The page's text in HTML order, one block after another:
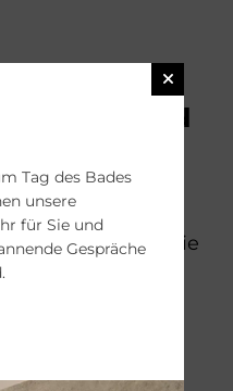
Bad
Sie gern.
oder schicken Sie
Tag des Bades
unsere
für Sie und
Gespräche